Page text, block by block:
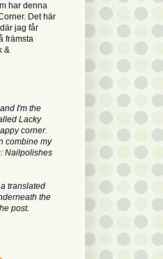
har denna
Det här
jag får
främsta
&
I'm the
Lacky
corner.
combine my
Nailpolishes
translated
the
post.